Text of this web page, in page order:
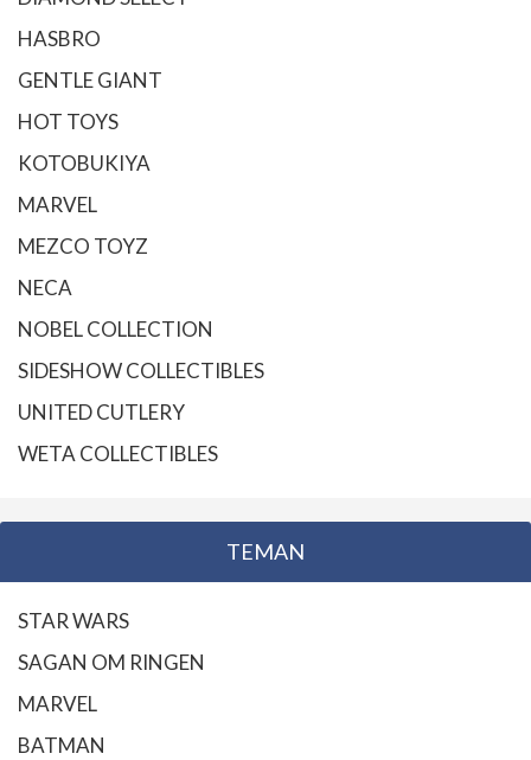
HASBRO
GENTLE GIANT
HOT TOYS
KOTOBUKIYA
MARVEL
MEZCO TOYZ
NECA
NOBEL COLLECTION
SIDESHOW COLLECTIBLES
UNITED CUTLERY
WETA COLLECTIBLES
TEMAN
STAR WARS
SAGAN OM RINGEN
MARVEL
BATMAN